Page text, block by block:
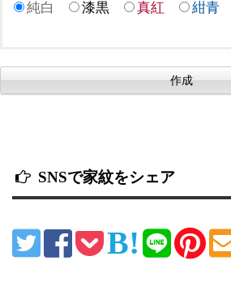
純白 漆黒 真紅 紺青
SNSで家紋をシェア